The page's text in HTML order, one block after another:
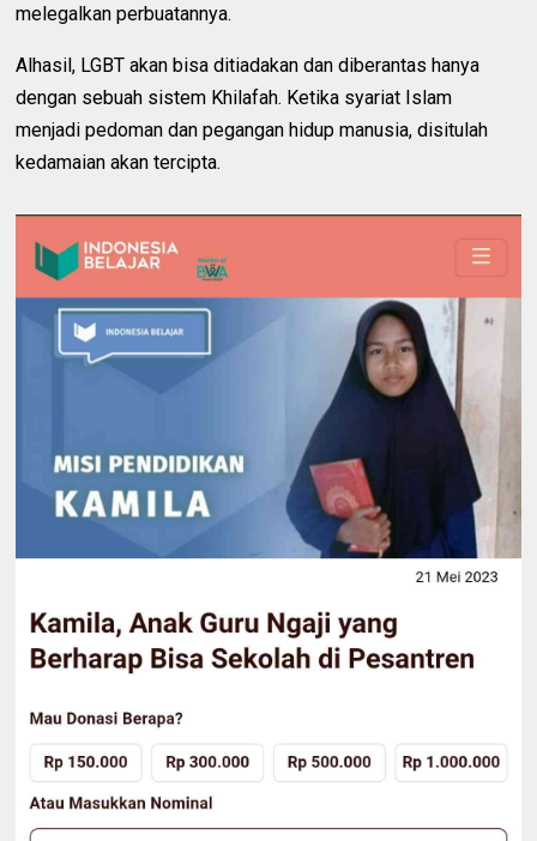
melegalkan perbuatannya.
Alhasil, LGBT akan bisa ditiadakan dan diberantas hanya
dengan sebuah sistem Khilafah. Ketika syariat Islam
menjadi pedoman dan pegangan hidup manusia, disitulah
kedamaian akan tercipta.